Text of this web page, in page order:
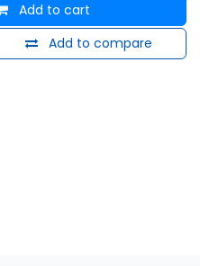
Add to cart
Add to compare